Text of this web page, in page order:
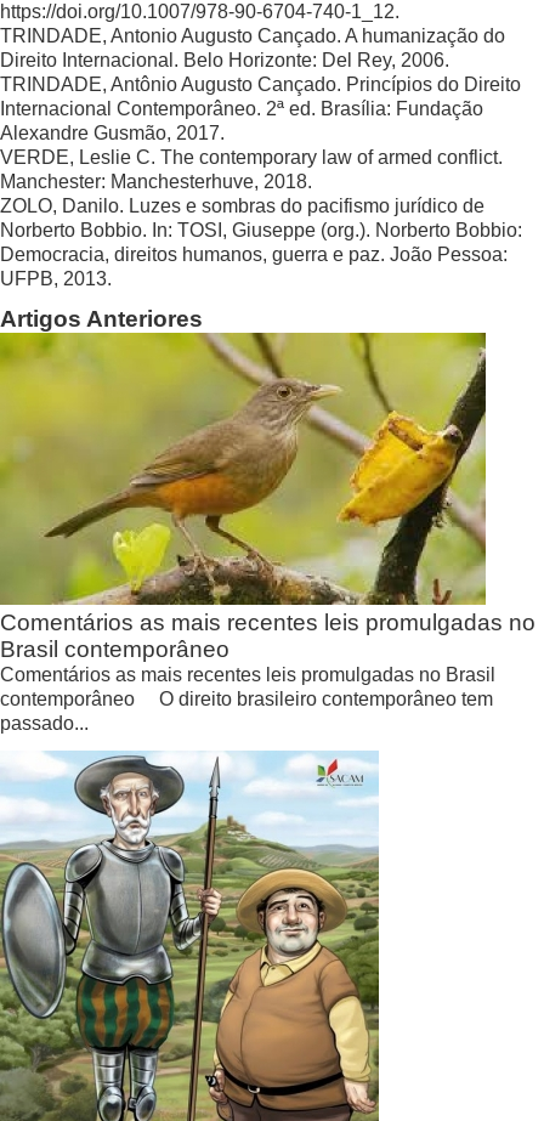
https://doi.org/10.1007/978-90-6704-740-1_12.
TRINDADE, Antonio Augusto Cançado. A humanização do
Direito Internacional. Belo Horizonte: Del Rey, 2006.
TRINDADE, Antônio Augusto Cançado. Princípios do Direito
Internacional Contemporâneo. 2ª ed. Brasília: Fundação
Alexandre Gusmão, 2017.
VERDE, Leslie C. The contemporary law of armed conflict.
Manchester: Manchesterhuve, 2018.
ZOLO, Danilo. Luzes e sombras do pacifismo jurídico de
Norberto Bobbio. In: TOSI, Giuseppe (org.). Norberto Bobbio:
Democracia, direitos humanos, guerra e paz. João Pessoa:
UFPB, 2013.
Artigos Anteriores
Comentários as mais recentes leis promulgadas no
Brasil contemporâneo
Comentários as mais recentes leis promulgadas no Brasil
contemporâneo O direito brasileiro contemporâneo tem
passado...